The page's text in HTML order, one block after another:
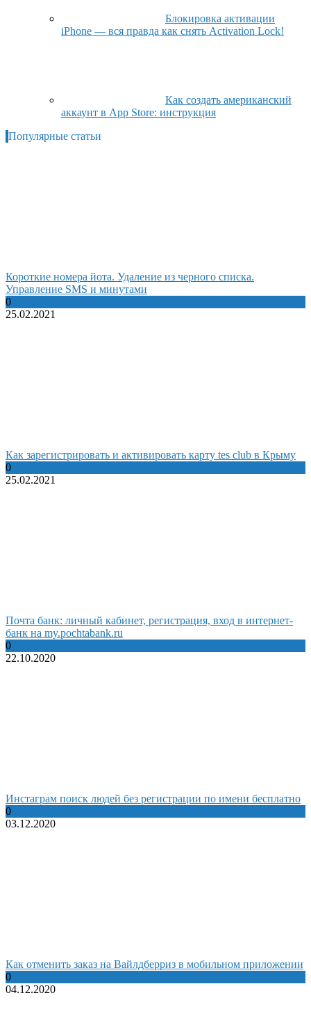
Блокировка активации
iPhone — вся правда как снять Activation Lock!
Как создать американский
аккаунт в App Store: инструкция
Популярные статьи
Короткие номера йота. Удаление из черного списка.
Управление SMS и минутами
0
25.02.2021
Как зарегистрировать и активировать карту tes club в Крыму
0
25.02.2021
Почта банк: личный кабинет, регистрация, вход в интернет-
банк на my.pochtabank.ru
0
22.10.2020
Инстаграм поиск людей без регистрации по имени бесплатно
0
03.12.2020
Как отменить заказ на Вайлдберриз в мобильном приложении
0
04.12.2020